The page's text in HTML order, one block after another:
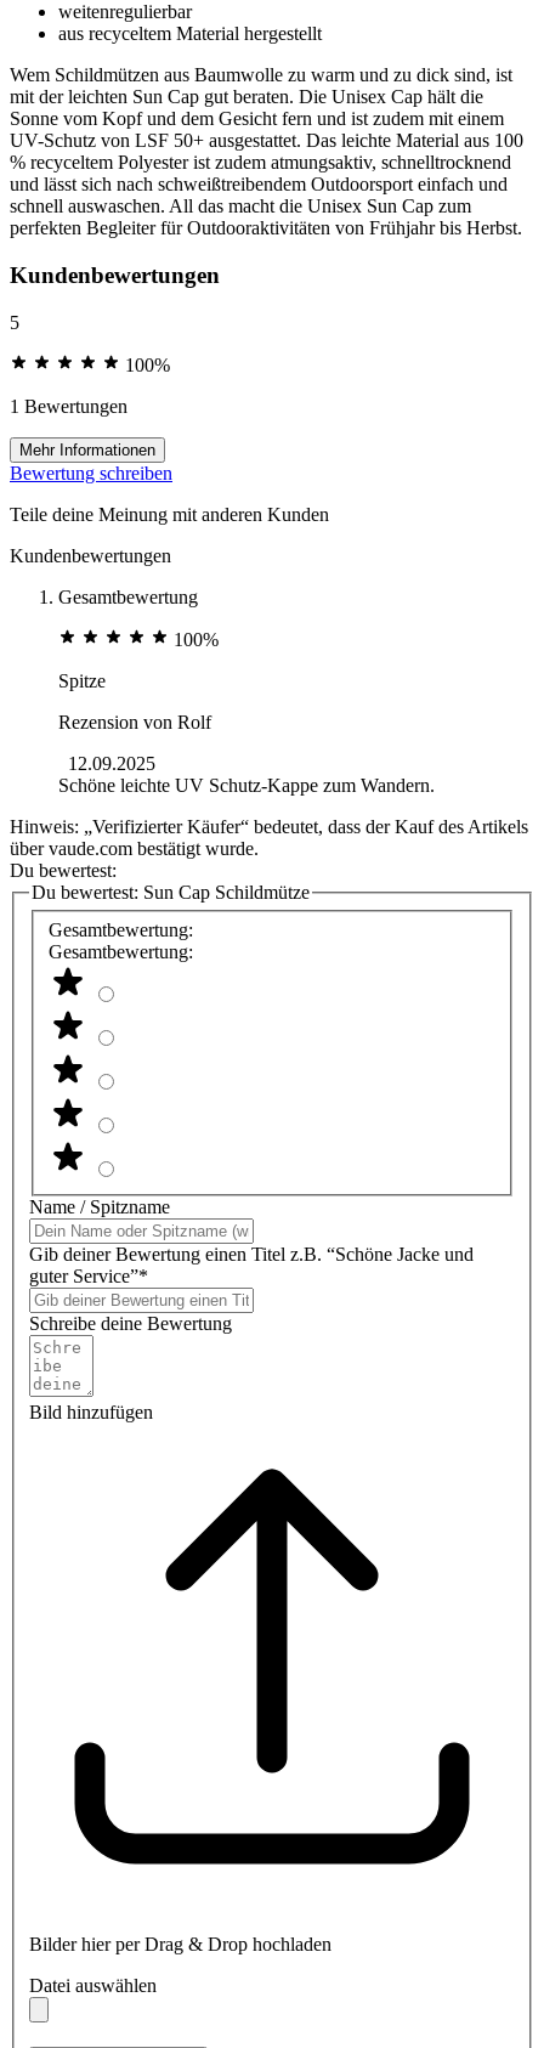
weitenregulierbar
aus recyceltem Material hergestellt
Wem Schildmützen aus Baumwolle zu warm und zu dick sind, ist
mit der leichten Sun Cap gut beraten. Die Unisex Cap hält die
Sonne vom Kopf und dem Gesicht fern und ist zudem mit einem
UV-Schutz von LSF 50+ ausgestattet. Das leichte Material aus 100
% recyceltem Polyester ist zudem atmungsaktiv, schnelltrocknend
und lässt sich nach schweißtreibendem Outdoorsport einfach und
schnell auswaschen. All das macht die Unisex Sun Cap zum
perfekten Begleiter für Outdooraktivitäten von Frühjahr bis Herbst.
Kundenbewertungen
5
100%
1 Bewertungen
Mehr Informationen
Bewertung schreiben
Teile deine Meinung mit anderen Kunden
Kundenbewertungen
Gesamtbewertung
100%
Spitze
Rezension von Rolf
12.09.2025
Schöne leichte UV Schutz-Kappe zum Wandern.
Hinweis: „Verifizierter Käufer“ bedeutet, dass der Kauf des Artikels
über vaude.com bestätigt wurde.
Du bewertest:
Du bewertest: Sun Cap Schildmütze
Gesamtbewertung:
Gesamtbewertung:
Name / Spitzname
Gib deiner Bewertung einen Titel z.B. “Schöne Jacke und
guter Service”*
Schreibe deine Bewertung
Bild hinzufügen
Bilder hier per Drag & Drop hochladen
Datei auswählen